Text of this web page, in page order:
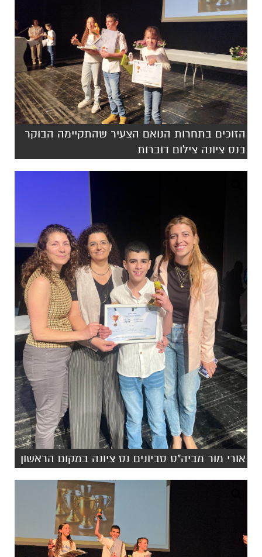
הזוכים בתחרות הנואם הצעיר שהתקיימה הבוקר
בנס ציונה צילום דוברות
אורי מור מביה"ס סביונים נס ציונה במקום הראשון